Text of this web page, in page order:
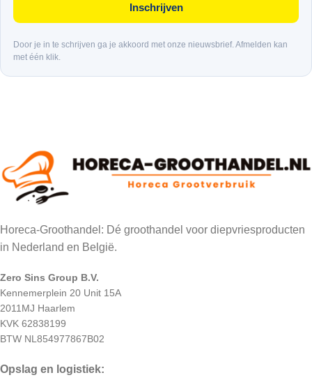
Inschrijven
Door je in te schrijven ga je akkoord met onze nieuwsbrief. Afmelden kan
met één klik.
Horeca-Groothandel: Dé groothandel voor diepvriesproducten
in Nederland en België.
Zero Sins Group B.V.
Kennemerplein 20 Unit 15A
2011MJ Haarlem
KVK 62838199
BTW NL854977867B02
Opslag en logistiek: